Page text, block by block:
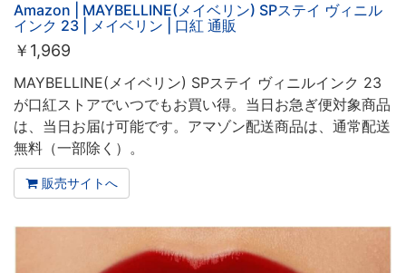
Amazon | MAYBELLINE(メイベリン) SPステイ ヴィニル
インク 23 | メイベリン | 口紅 通販
￥ 1,969
MAYBELLINE(メイベリン) SPステイ ヴィニルインク 23
が口紅ストアでいつでもお買い得。当日お急ぎ便対象商品
は、当日お届け可能です。アマゾン配送商品は、通常配送
無料（一部除く）。
販売サイトへ